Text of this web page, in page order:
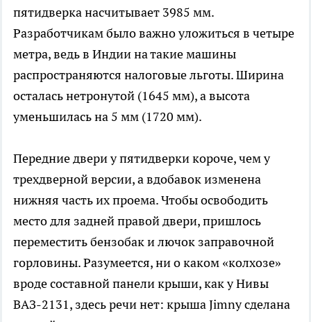
пятидверка насчитывает 3985 мм.
Разработчикам было важно уложиться в четыре
метра, ведь в Индии на такие машины
распространяются налоговые льготы. Ширина
осталась нетронутой (1645 мм), а высота
уменьшилась на 5 мм (1720 мм).
Передние двери у пятидверки короче, чем у
трехдверной версии, а вдобавок изменена
нижняя часть их проема. Чтобы освободить
место для задней правой двери, пришлось
переместить бензобак и лючок заправочной
горловины. Разумеется, ни о каком «колхозе»
вроде составной панели крыши, как у Нивы
ВАЗ-2131, здесь речи нет: крыша Jimny сделана